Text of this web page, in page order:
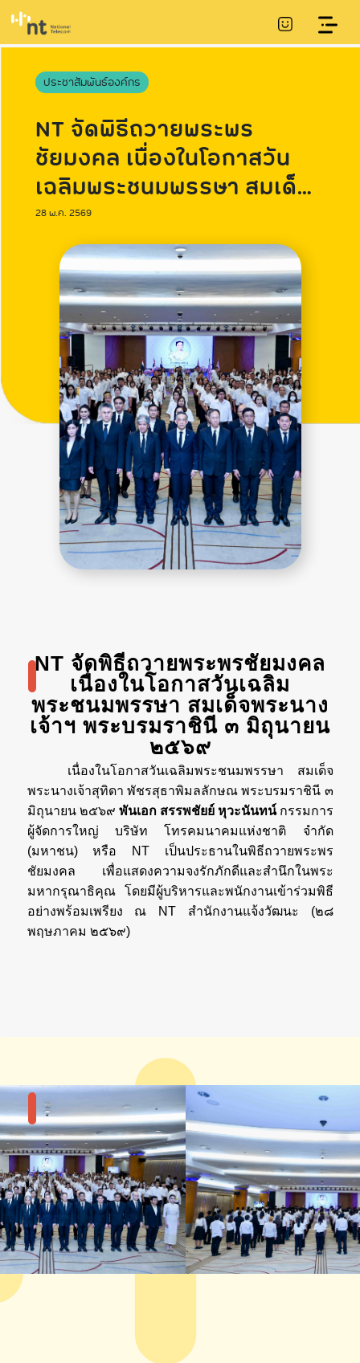
ประชาสัมพันธ์องค์กร
NT จัดพิธีถวายพระพร
ชัยมงคล เนื่องในโอกาสวัน
เฉลิมพระชนมพรรษา สมเด็จ
พระนางเจ้าฯ พระบรมราชินี
28 พ.ค. 2569
NT จัดพิธีถวายพระพรชัยมงคล
เนื่องในโอกาสวันเฉลิม
พระชนมพรรษา สมเด็จพระนาง
เจ้าฯ พระบรมราชินี ๓ มิถุนายน
๒๕๖๙
เนื่องในโอกาสวันเฉลิมพระชนมพรรษา สมเด็จ
พระนางเจ้าสุทิดา พัชรสุธาพิมลลักษณ พระบรมราชินี ๓
มิถุนายน ๒๕๖๙ พันเอก สรรพชัยย์ หุวะนันทน์กรรมการ
ผู้จัดการใหญ่ บริษัท โทรคมนาคมแห่งชาติ จำกัด
(มหาชน) หรือ NT เป็นประธานในพิธีถวายพระพร
ชัยมงคล เพื่อแสดงความจงรักภักดีและสำนึกในพระ
มหากรุณาธิคุณ โดยมีผู้บริหารและพนักงานเข้าร่วมพิธี
อย่างพร้อมเพรียง ณ NT สำนักงานแจ้งวัฒนะ (๒๘
พฤษภาคม ๒๕๖๙)
แกลลอรี่รูปภาพ